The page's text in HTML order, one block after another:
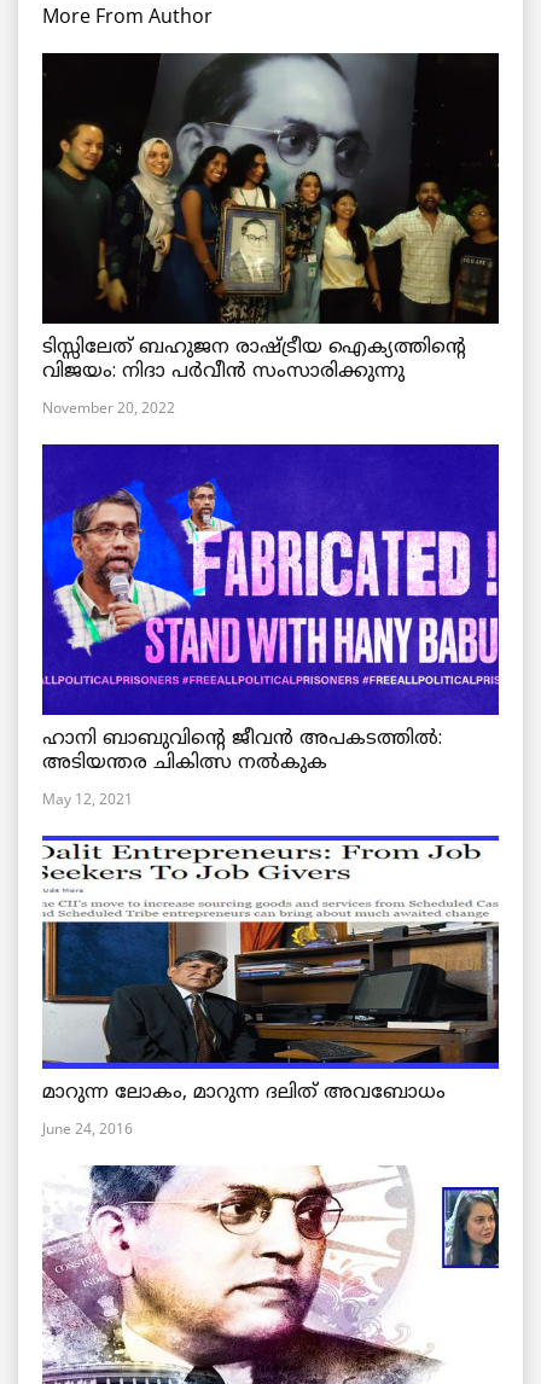
More From Author
ടിസ്സിലേത് ബഹുജന രാഷ്ട്രീയ ഐക്യത്തിന്റെ
വിജയം: നിദാ പർവീൻ സംസാരിക്കുന്നു
November 20, 2022
ഹാനി ബാബുവിന്റെ ജീവൻ അപകടത്തിൽ:
അടിയന്തര ചികിത്സ നൽകുക
May 12, 2021
മാറുന്ന ലോകം, മാറുന്ന ദലിത് അവബോധം
June 24, 2016